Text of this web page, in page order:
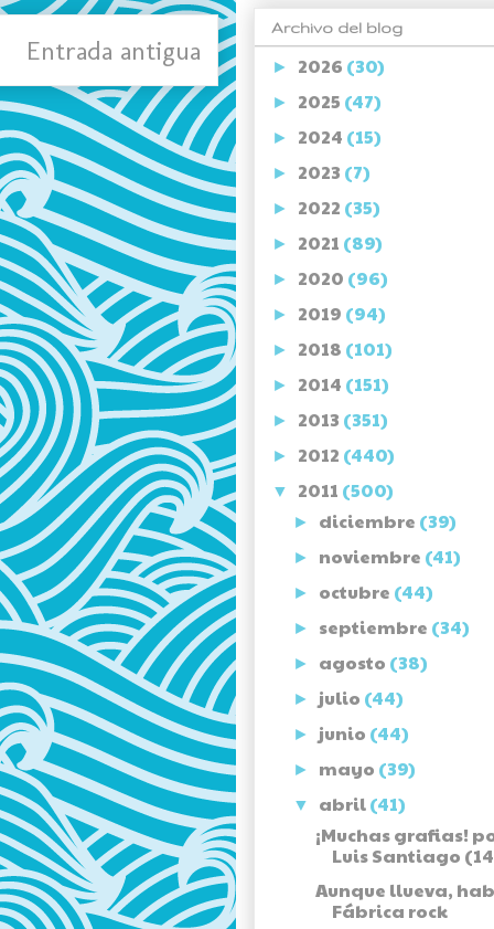
Entrada antigua
Archivo del blog
► 2026 (30)
► 2025 (47)
► 2024 (15)
► 2023 (7)
► 2022 (35)
► 2021 (89)
► 2020 (96)
► 2019 (94)
► 2018 (101)
► 2014 (151)
► 2013 (351)
► 2012 (440)
▼ 2011 (500)
► diciembre (39)
► noviembre (41)
► octubre (44)
► septiembre (34)
► agosto (38)
► julio (44)
► junio (44)
► mayo (39)
▼ abril(41)
¡Muchas grafias!
Luis Santiago
Aunque llueva,
Fábrica rock